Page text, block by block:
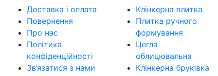
Доставка і оплата
Повернення
Про нас
Політика
конфіденційності
Зв’язатися з нами
Клінкерна плитка
Плитка ручного
формування
Цегла
облицювальна
Клінкерна бруківка